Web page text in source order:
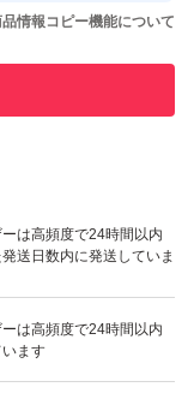
せた実績があります
があります
は高頻度で24時間以内
送日数内に発送していま
は高頻度で24時間以内
ます
情報コピー機能について
いいね！
2,100